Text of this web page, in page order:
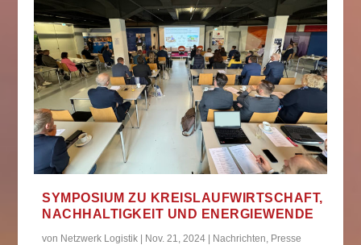
SYMPOSIUM ZU KREISLAUFWIRTSCHAFT,
NACHHALTIGKEIT UND ENERGIEWENDE
von Netzwerk Logistik Nov. 21, 2024 Nachrichten, Presse